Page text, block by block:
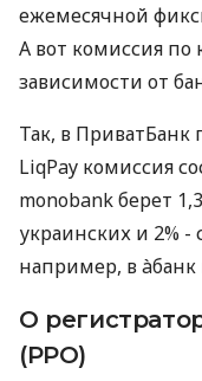
ежемесячной
А вот комиссия по
зависимости от
Так, в
LiqPay комиссия
monobank берет
украинских и 2% -
например, в àбанк
О
(РРО)